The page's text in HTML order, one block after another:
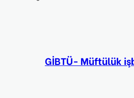
GİBTÜ- Müftülük